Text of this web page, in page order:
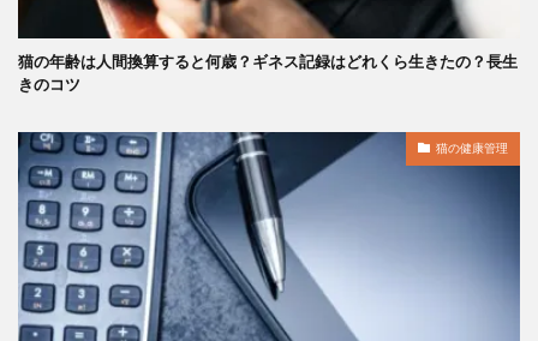
猫の年齢は人間換算すると何歳？ギネス記録はどれくら生きたの？長生
きのコツ
猫の健康管理